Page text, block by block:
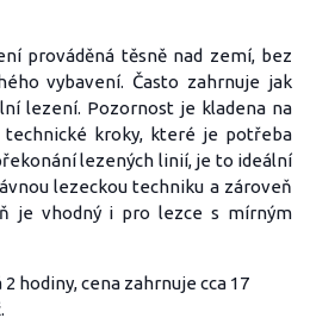
prováděná těsně nad zemí, bez
vybavení. Často zahrnuje jak
lezení. Pozornost je kladena na
kroky, které je potřeba
lezených linií, je to ideální
lezeckou techniku a zároveň
je vhodný i pro lezce s mírným
hodiny, cena zahrnuje cca 17